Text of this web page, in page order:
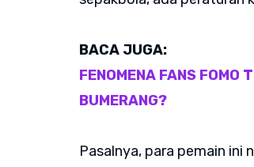
BACA JUGA:
FENOMENA FANS FOMO
BUMERANG?
Pasalnya, para pemain ini